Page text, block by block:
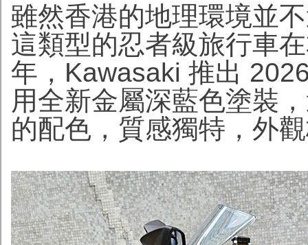
雖然香港的地理環境並
這類型的忍者級旅行車
年，Kawasaki 推出
用全新金屬深藍色塗裝
的配色，質感獨特，外